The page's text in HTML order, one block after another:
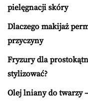
pielęgnacji skóry
Dlaczego makijaż
przyczyny
Fryzury dla
stylizować?
Olej lniany do twarzy